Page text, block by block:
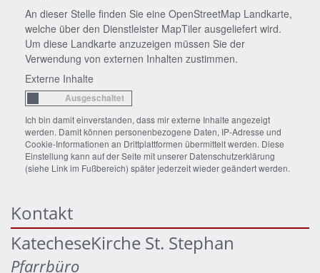
An dieser Stelle finden Sie eine OpenStreetMap Landkarte,
welche über den Dienstleister MapTiler ausgeliefert wird.
Um diese Landkarte anzuzeigen müssen Sie der
Verwendung von externen Inhalten zustimmen.
Externe Inhalte
Ich bin damit einverstanden, dass mir externe Inhalte angezeigt
werden. Damit können personenbezogene Daten, IP-Adresse und
Cookie-Informationen an Drittplattformen übermittelt werden. Diese
Einstellung kann auf der Seite mit unserer Datenschutzerklärung
(siehe Link im Fußbereich) später jederzeit wieder geändert werden.
Kontakt
KatecheseKirche St. Stephan
Pfarrbüro